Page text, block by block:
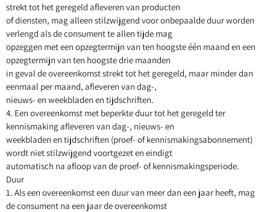
strekt tot het geregeld afleveren van producten
of diensten, mag alleen stilzwijgend voor onbepaalde duur worden
verlengd als de consument te allen tijde mag
opzeggen met een opzegtermijn van ten hoogste één maand en een
opzegtermijn van ten hoogste drie maanden
in geval de overeenkomst strekt tot het geregeld, maar minder dan
eenmaal per maand, afleveren van dag-,
nieuws- en weekbladen en tijdschriften.
4. Een overeenkomst met beperkte duur tot het geregeld ter
kennismaking afleveren van dag-, nieuws- en
weekbladen en tijdschriften (proef- of kennismakingsabonnement)
wordt niet stilzwijgend voortgezet en eindigt
automatisch na afloop van de proef- of kennismakingsperiode.
Duur
1. Als een overeenkomst een duur van meer dan een jaar heeft, mag
de consument na een jaar de overeenkomst